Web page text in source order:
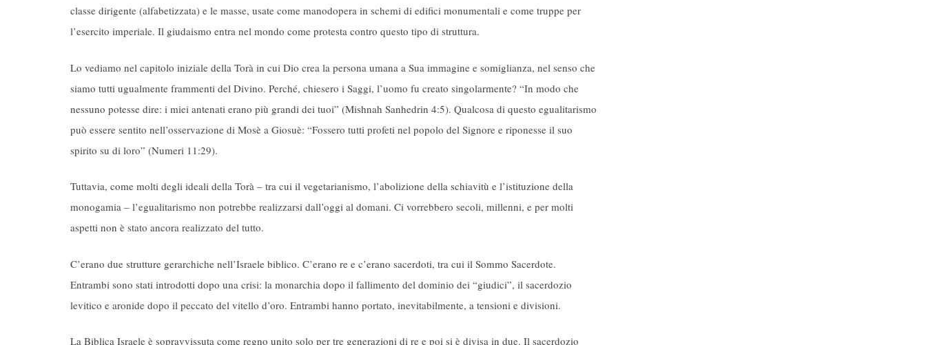
classe dirigente (alfabetizzata) e le masse, usate come manodopera in schemi di edifici monumentali e come truppe per
l’esercito imperiale. Il giudaismo entra nel mondo come protesta contro questo tipo di struttura.
Lo vediamo nel capitolo iniziale della Torà in cui Dio crea la persona umana a Sua immagine e somiglianza, nel senso che
siamo tutti ugualmente frammenti del Divino. Perché, chiesero i Saggi, l’uomo fu creato singolarmente? “In modo che
nessuno potesse dire: i miei antenati erano più grandi dei tuoi” (Mishnah Sanhedrin 4:5). Qualcosa di questo egualitarismo
può essere sentito nell’osservazione di Mosè a Giosuè: “Fossero tutti profeti nel popolo del Signore e riponesse il suo
spirito su di loro” (Numeri 11:29).
Tuttavia, come molti degli ideali della Torà – tra cui il vegetarianismo, l’abolizione della schiavitù e l’istituzione della
monogamia – l’egualitarismo non potrebbe realizzarsi dall’oggi al domani. Ci vorrebbero secoli, millenni, e per molti
aspetti non è stato ancora realizzato del tutto.
C’erano due strutture gerarchiche nell’Israele biblico. C’erano re e c’erano sacerdoti, tra cui il Sommo Sacerdote.
Entrambi sono stati introdotti dopo una crisi: la monarchia dopo il fallimento del dominio dei “giudici”, il sacerdozio
levitico e aronide dopo il peccato del vitello d’oro. Entrambi hanno portato, inevitabilmente, a tensioni e divisioni.
La Biblica Israele è sopravvissuta come regno unito solo per tre generazioni di re e poi si è divisa in due. Il sacerdozio